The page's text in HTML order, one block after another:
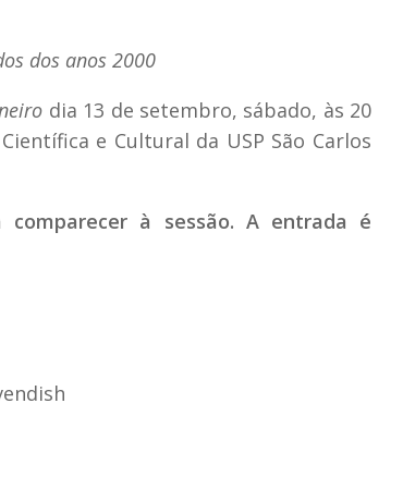
dos anos 2000
dia 13 de setembro, sábado, às 20
e Cultural da USP São Carlos
comparecer à sessão. A entrada é